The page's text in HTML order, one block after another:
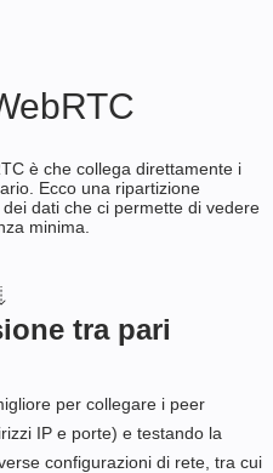
è che collega direttamente i
Ecco una ripartizione
dati che ci permette di vedere
minima.
tra pari
per collegare i peer
IP e porte) e testando la
configurazioni di rete, tra cui